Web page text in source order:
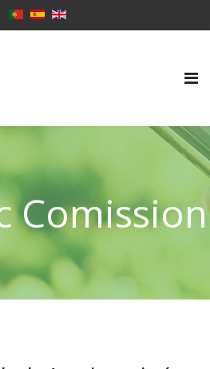
Comission